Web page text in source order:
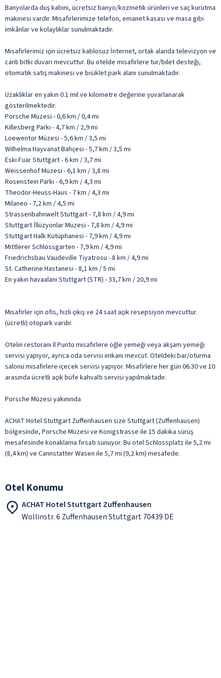
Banyolarda duş kabini, ücretsiz banyo/kozmetik ürünleri ve saç kurutma
makinesi vardır. Misafirlerimize telefon, emanet kasası ve masa gibi
imkânlar ve kolaylıklar sunulmaktadır.
Misafirlerimiz için ücretsiz kablosuz İnternet, ortak alanda televizyon ve
canlı bitki duvarı mevcuttur. Bu otelde misafirlere tur/bilet desteği,
otomatik satış makinesi ve bisiklet park alanı sunulmaktadır.
Uzaklıklar en yakın 0.1 mil ve kilometre değerine yuvarlanarak
gösterilmektedir.
Porsche Müzesi - 0,6 km / 0,4 mi
Killesberg Parkı - 4,7 km / 2,9 mi
Loewentor Müzesi - 5,6 km / 3,5 mi
Wilhelma Hayvanat Bahçesi - 5,7 km / 3,5 mi
Eski Fuar Stuttgart - 6 km / 3,7 mi
Weissenhof Müzesi - 6,1 km / 3,8 mi
Rosenstein Parkı - 6,9 km / 4,3 mi
Theodor-Heuss-Haus - 7 km / 4,3 mi
Milaneo - 7,2 km / 4,5 mi
Strassenbahnwelt Stuttgart - 7,8 km / 4,9 mi
Stuttgart İllüzyonlar Müzesi - 7,8 km / 4,9 mi
Stuttgart Halk Kütüphanesi - 7,9 km / 4,9 mi
Mittlerer Schlossgarten - 7,9 km / 4,9 mi
Friedrichsbau Vaudeville Tiyatrosu - 8 km / 4,9 mi
St. Catherine Hastanesi - 8,1 km / 5 mi
En yakın havaalanı Stuttgart (STR) - 33,7 km / 20,9 mi
Misafirler için ofis, hızlı çıkış ve 24 saat açık resepsiyon mevcuttur.
(ücretli) otopark vardır.
Otelin restoranı Il Punto misafirlere öğle yemeği veya akşam yemeği
servisi yapıyor, ayrıca oda servisi imkanı mevcut. Oteldeki bar/oturma
salonu misafirlere içecek servisi yapıyor. Misafirlere her gün 06.30 ve 10
arasında ücretli açık büfe kahvaltı servisi yapılmaktadır.
Porsche Müzesi yakınında
ACHAT Hotel Stuttgart Zuffenhausen size Stuttgart (Zuffenhausen)
bölgesinde, Porsche Müzesi ve Konigstrasse ile 15 dakika sürüş
mesafesinde konaklama fırsatı sunuyor. Bu otel Schlossplatz ile 5,2 mi
(8,4 km) ve Cannstatter Wasen ile 5,7 mi (9,2 km) mesafede.
Otel Konumu
ACHAT Hotel Stuttgart Zuffenhausen
Wollinstr. 6 Zuffenhausen Stuttgart 70439 DE